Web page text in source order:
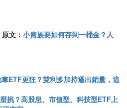
文： 小資族要如何存到一桶金？人
ETF更狂？雙利多加持逼出銷量，這
挑？高股息、市值型、科技型ETF上